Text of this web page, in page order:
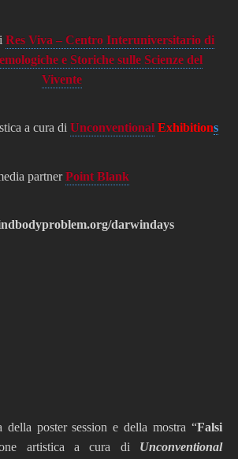
Res Viva – Centro Interuniversitario di
e Storiche sulle Scienze del
Vivente
a cura di Unconventional Exhibitions
partner Point Blank
darwindays
della poster session e della mostra “Falsi
artistica a cura di Unconventional